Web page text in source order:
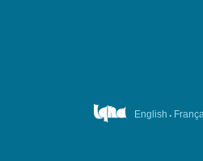
English .